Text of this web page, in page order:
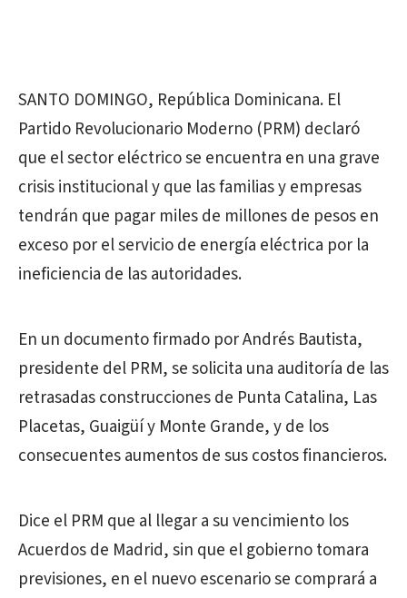
SANTO DOMINGO, República Dominicana. El
Partido Revolucionario Moderno (PRM) declaró
que el sector eléctrico se encuentra en una grave
crisis institucional y que las familias y empresas
tendrán que pagar miles de millones de pesos en
exceso por el servicio de energía eléctrica por la
ineficiencia de las autoridades.
En un documento firmado por Andrés Bautista,
presidente del PRM, se solicita una auditoría de las
retrasadas construcciones de Punta Catalina, Las
Placetas, Guaigüí y Monte Grande, y de los
consecuentes aumentos de sus costos financieros.
Dice el PRM que al llegar a su vencimiento los
Acuerdos de Madrid, sin que el gobierno tomara
previsiones, en el nuevo escenario se comprará a